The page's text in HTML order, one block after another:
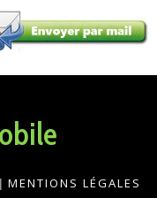
| MENTIONS LÉGALES